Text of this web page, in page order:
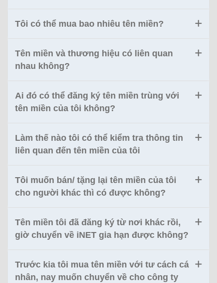
Tôi có thể mua bao nhiêu tên miền?
Tên miền và thương hiệu có liên quan
nhau không?
Ai đó có thể đăng ký tên miền trùng với
tên miền của tôi không?
Làm thế nào tôi có thể kiểm tra thông tin
liên quan đến tên miền của tôi
Tôi muốn bán/ tặng lại tên miền của tôi
cho người khác thì có được không?
Tên miền tôi đã đăng ký từ nơi khác rồi,
giờ chuyển về iNET gia hạn được không?
Trước kia tôi mua tên miền với tư cách cá
nhân, nay muốn chuyển về cho công ty